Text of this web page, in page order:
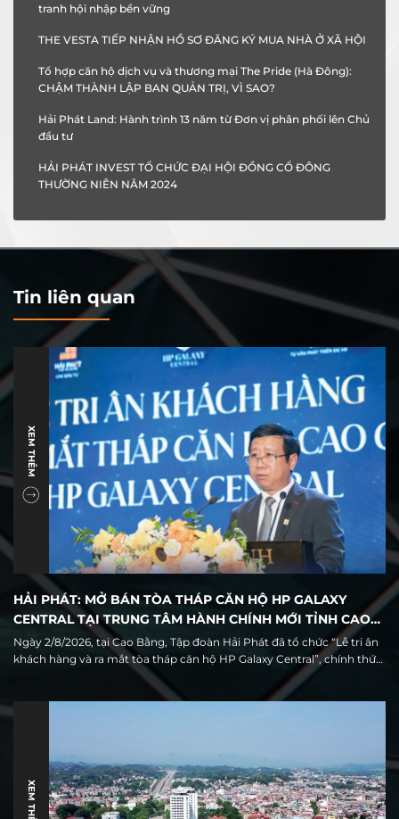
tranh hội nhập bền vững
THE VESTA TIẾP NHẬN HỒ SƠ ĐĂNG KÝ MUA NHÀ Ở XÃ HỘI
Tổ hợp căn hộ dịch vụ và thương mại The Pride (Hà Đông):
CHẬM THÀNH LẬP BAN QUẢN TRỊ, VÌ SAO?
Hải Phát Land: Hành trình 13 năm từ Đơn vị phân phối lên Chủ
đầu tư
HẢI PHÁT INVEST TỔ CHỨC ĐẠI HỘI ĐỒNG CỔ ĐÔNG
THƯỜNG NIÊN NĂM 2024
Tin liên quan
XEM THÊM
HẢI PHÁT: MỞ BÁN TÒA THÁP CĂN HỘ HP GALAXY
CENTRAL TẠI TRUNG TÂM HÀNH CHÍNH MỚI TỈNH CAO
BẰNG
Ngày 2/8/2026, tại Cao Bằng, Tập đoàn Hải Phát đã tổ chức “Lễ tri ân
khách hàng và ra mắt tòa tháp căn hộ HP Galaxy Central”, chính thức
giới thiệu ra thị trường 68 căn hộ thuộc tòa tháp cao tầng duy nhất
trong quần thể khu đô thị HP Galaxy Cao Bằng.
XEM THÊM